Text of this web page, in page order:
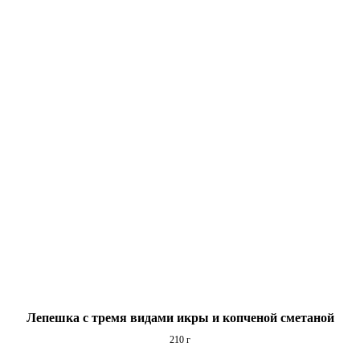
Лепешка с тремя видами икры и копченой сметаной
210 г